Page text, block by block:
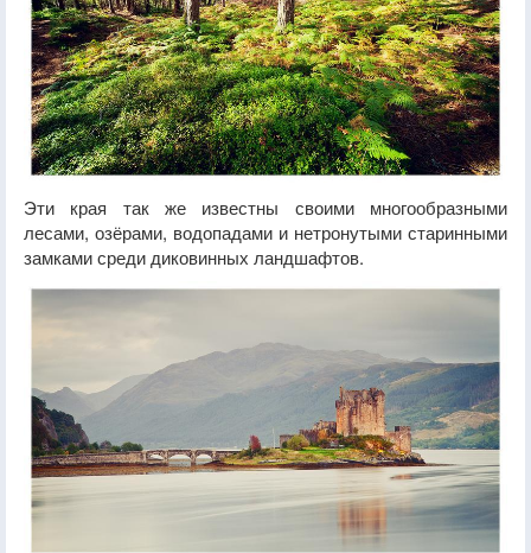
Эти края так же известны своими многообразными
лесами, озёрами, водопадами и нетронутыми старинными
замками среди диковинных ландшафтов.